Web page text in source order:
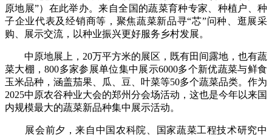
原地展”）在此举办。来自全国的蔬菜育种专家、种植户、种
子企业代表及经销商等，聚焦蔬菜新品寻“芯”问种、逛展采
购、展示交流，以种业振兴更好服务乡村发展。
中原地展上，20万平方米的展区，既有田间露地，也有蔬
菜大棚，800多家参展单位集中展示6000多个新优蔬菜与鲜食
玉米品种，涵盖茄果、瓜、豆、叶菜等50多个蔬菜品类。作为
2025中原农谷种业大会的郑州分会场活动，这也是今年以来国
内规模最大的蔬菜新品种集中展示活动。
展会前夕，来自中国农科院、国家蔬菜工程技术研究中